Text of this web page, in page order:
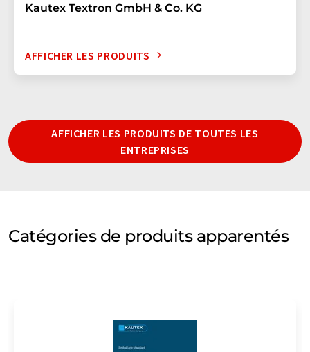
Kautex Textron GmbH & Co. KG
AFFICHER LES PRODUITS
AFFICHER LES PRODUITS DE TOUTES LES
ENTREPRISES
Catégories de produits apparentés